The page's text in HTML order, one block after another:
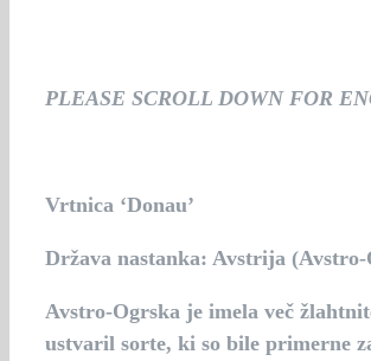
PLEASE SCROLL DOWN FOR
Vrtnica ‘Donau’
Država nastanka: Avstrija (Avstro-
Avstro-Ogrska je imela več
ustvaril sorte, ki so bile primerne